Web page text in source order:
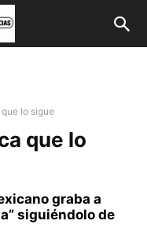
lo sigue
que lo
graba a
siguiéndolo de